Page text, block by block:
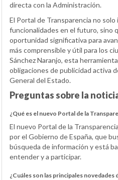
directa con la Administración.
El Portal de Transparencia no
funcionalidades en el futuro, sino
oportunidad significativa para
más comprensible y útil para los
Sánchez Naranjo, esta
obligaciones de publicidad activa
General del Estado.
Preguntas sobre la
¿Qué es el nuevo Portal de la
El nuevo Portal de la
por el Gobierno de España, que
búsqueda de información y está
entender y a participar.
¿Cuáles son las principales novedades